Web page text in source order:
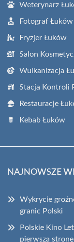
Weterynarz
Fotograf Łuków
Fryzjer Łuków
Salon
Wulkanizacja
Stacja Kontroli
Restauracje
Kebab Łuków
NAJNOWSZE
Wykrycie
granic Polski
Polskie Kino
pierwszą